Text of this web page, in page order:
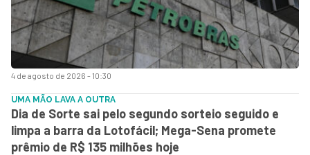
4 de agosto de 2026 - 10:30
UMA MÃO LAVA A OUTRA
Dia de Sorte sai pelo segundo sorteio seguido e
limpa a barra da Lotofácil; Mega-Sena promete
prêmio de R$ 135 milhões hoje